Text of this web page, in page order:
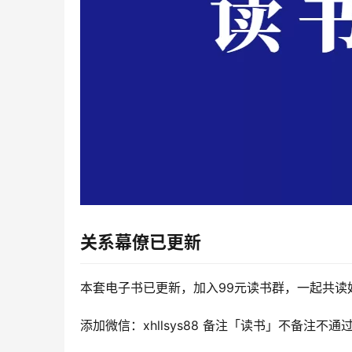
关系幕僚已更新
本套电子书已更新，加入99元读书群，一起共读
添加微信：xhllsys88 备注「读书」不备注不通